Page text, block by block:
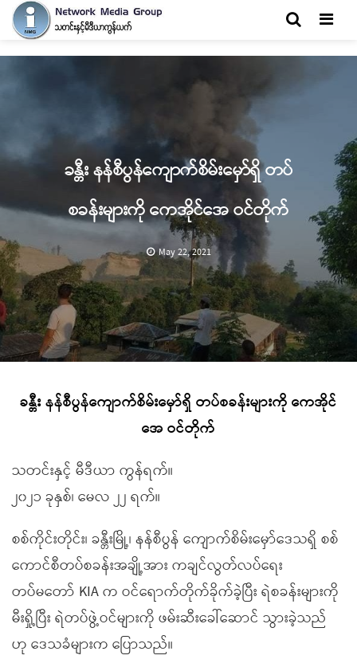
ခန္တီး နန်စီပွန်ကျောက်စိမ်းမှော်ရှိ တပ်
စခန်းများကို ကေအိုင်အေ ဝင်တိုက်
May 22, 2021
ခန္တီး နန်စီပွန်ကျောက်စိမ်းမှော်ရှိ တပ်စခန်းများကို ကေအိုင်
အေ ဝင်တိုက်
သတင်းနှင့် မီဒီယာ ကွန်ရက်။
၂၀၂၁ ခုနှစ်၊ မေလ ၂၂ ရက်။
စစ်ကိုင်းတိုင်း၊ ခန္တီးမြို့၊ နန်စီပွန် ကျောက်စိမ်းမှော်ဒေသရှိ စစ်
ကောင်စီတပ်စခန်းအချို့အား ကချင်လွတ်လပ်ရေး
တပ်မတော် KIA က ဝင်ရောက်တိုက်ခိုက်ခဲ့ပြီး ရဲစခန်းများကို
မီးရှို့ပြီး ရဲတပ်ဖွဲ့ဝင်များကို ဖမ်းဆီးခေါ်ဆောင် သွားခဲ့သည်
ဟု ဒေသခံများက ပြောသည်။